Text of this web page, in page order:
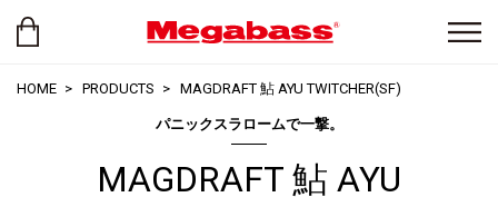
HOME PRODUCTS MAGDRAFT 鮎 AYU TWITCHER(SF)
パニックスラロームで一撃。
MAGDRAFT 鮎 AYU